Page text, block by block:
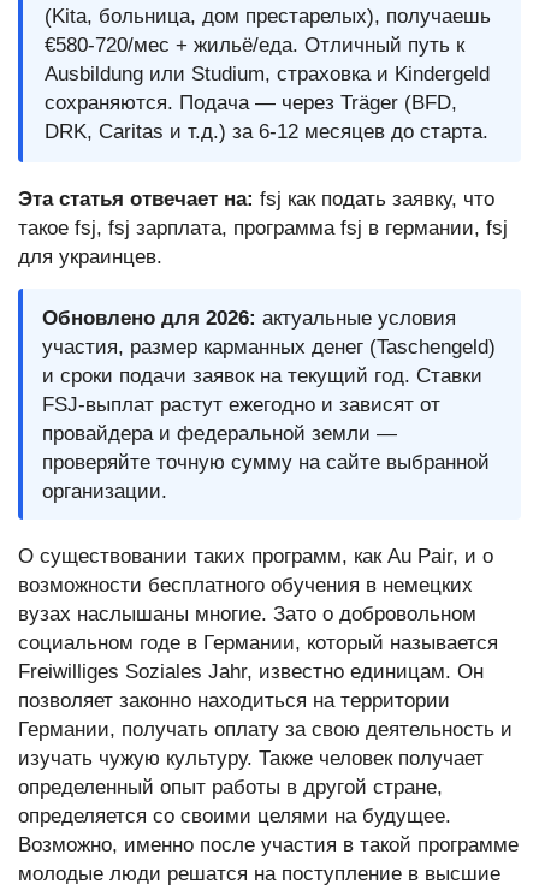
(Kita, больница, дом престарелых), получаешь
€580-720/мес + жильё/еда. Отличный путь к
Ausbildung или Studium, страховка и Kindergeld
сохраняются. Подача — через Träger (BFD,
DRK, Caritas и т.д.) за 6-12 месяцев до старта.
Эта статья отвечает на: fsj как подать заявку, что
такое fsj, fsj зарплата, программа fsj в германии, fsj
для украинцев.
Обновлено для 2026: актуальные условия
участия, размер карманных денег (Taschengeld)
и сроки подачи заявок на текущий год. Ставки
FSJ-выплат растут ежегодно и зависят от
провайдера и федеральной земли —
проверяйте точную сумму на сайте выбранной
организации.
О существовании таких программ, как Au Pair, и о
возможности бесплатного обучения в немецких
вузах наслышаны многие. Зато о добровольном
социальном годе в Германии, который называется
Freiwilliges Soziales Jahr, известно единицам. Он
позволяет законно находиться на территории
Германии, получать оплату за свою деятельность и
изучать чужую культуру. Также человек получает
определенный опыт работы в другой стране,
определяется со своими целями на будущее.
Возможно, именно после участия в такой программе
молодые люди решатся на поступление в высшие